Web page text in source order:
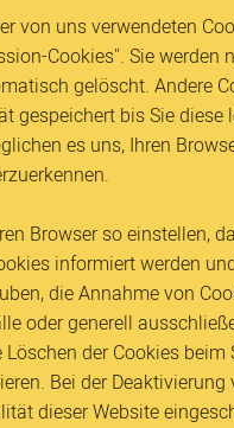
von uns verwendeten
Cookies". Sie werden
gelöscht. Andere
gespeichert bis Sie diese
es uns, Ihren
Browser so einstellen,
informiert werden
die Annahme von
oder generell
der Cookies beim
Bei der
dieser Website